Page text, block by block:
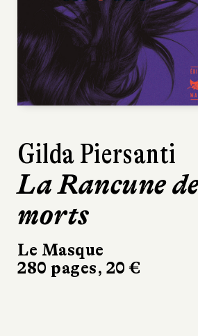
Dinaw Mengestu
Quelqu’un
comme nous
Albin Michel
336 pages, 21,90 €